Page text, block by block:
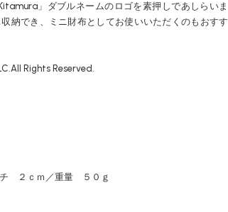
」ダブルネームのロゴを素押しであしらいま
納でき、ミニ財布としてお使いいただくのもおすす
Rights Reserved.
２ｃｍ／重量 ５０ｇ